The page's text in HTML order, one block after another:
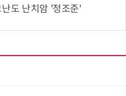
도 난치암 '정조준'